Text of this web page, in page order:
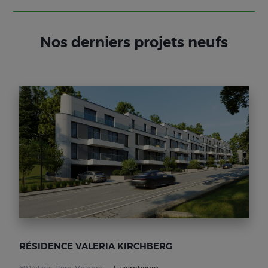
Nos derniers projets neufs
RÉSIDENCE VALERIA KIRCHBERG